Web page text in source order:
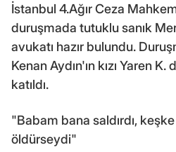
İstanbul 4.Ağır Ceza
duruşmada tutuklu sanık
avukatı hazır bulundu.
Kenan Aydın'ın kızı Yaren K.
katıldı.
"Babam bana saldırdı,
öldürseydi"